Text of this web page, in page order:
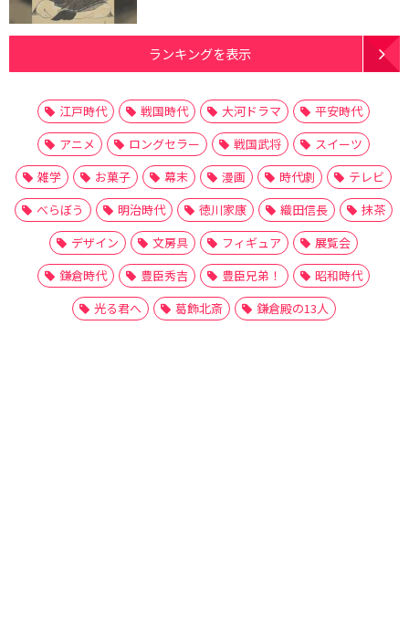
ランキングを表示
江戸時代 戦国時代 大河ドラマ
平安時代
アニメ
ロングセラー 戦国武将
スイーツ
雑学
お菓子 幕末 漫画 時代劇
テレビ
べらぼう
明治時代 徳川家康 織田信長
抹茶
デザイン
文房具 フィギュア
展覧会
鎌倉時代
豊臣秀吉 豊臣兄弟！
昭和時代
光る君へ
葛飾北斎 鎌倉殿の13人